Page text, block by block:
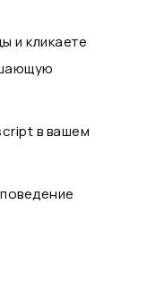
и кликаете
в вашем